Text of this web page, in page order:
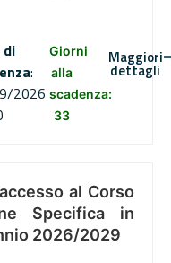
di
:
2026
Giorni
alla
scadenza:
33
Maggiori
dettagli
al Corso
Specifica in
2026/2029